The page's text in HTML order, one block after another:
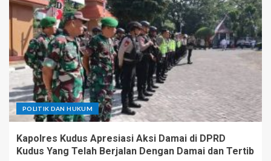
POLITIK DAN HUKUM
Kapolres Kudus Apresiasi Aksi Damai di DPRD
Kudus Yang Telah Berjalan Dengan Damai dan Tertib